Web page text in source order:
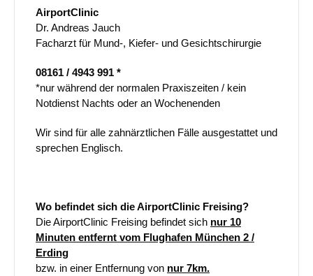
AirportClinic
Dr. Andreas Jauch
Facharzt für Mund-, Kiefer- und Gesichtschirurgie
08161 / 4943 991 *
*nur während der normalen Praxiszeiten / kein
Notdienst Nachts oder an Wochenenden
Wir sind für alle zahnärztlichen Fälle ausgestattet und
sprechen Englisch.
Wo befindet sich die AirportClinic Freising?
Die AirportClinic Freising befindet sich nur 10
Minuten entfernt vom Flughafen München 2 /
Erding
bzw. in einer Entfernung von nur 7km.